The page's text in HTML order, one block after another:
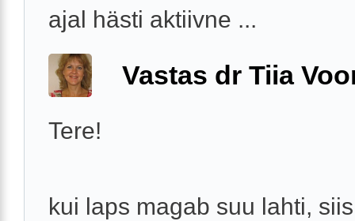
ajal hästi aktiivne ...
Vastas dr Tiia
Tere!
kui laps magab suu lahti,